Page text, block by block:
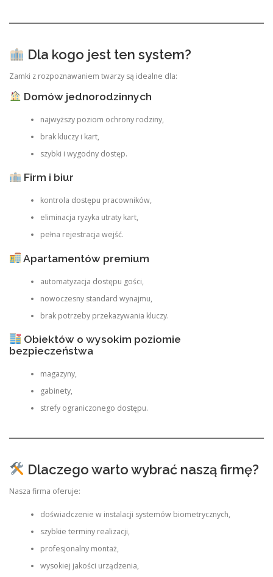
Dla kogo jest ten system?
Zamki z rozpoznawaniem twarzy są idealne dla:
Domów jednorodzinnych
najwyższy poziom ochrony rodziny,
brak kluczy i kart,
szybki i wygodny dostęp.
Firm i biur
kontrola dostępu pracowników,
eliminacja ryzyka utraty kart,
pełna rejestracja wejść.
Apartamentów premium
automatyzacja dostępu gości,
nowoczesny standard wynajmu,
brak potrzeby przekazywania kluczy.
Obiektów o wysokim poziomie
bezpieczeństwa
magazyny,
gabinety,
strefy ograniczonego dostępu.
Dlaczego warto wybrać naszą firmę?
Nasza firma oferuje:
doświadczenie w instalacji systemów biometrycznych,
szybkie terminy realizacji,
profesjonalny montaż,
wysokiej jakości urządzenia,